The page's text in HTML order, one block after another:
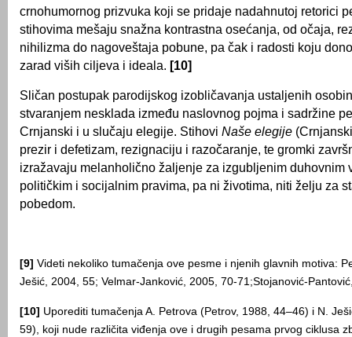
crnohumornog prizvuka koji se pridaje nadahnutoj retorici
stihovima mešaju snažna kontrastna osećanja, od očaja,
nihilizma do nagoveštaja pobune, pa čak i radosti koju
zarad viših ciljeva i ideala. [10]
Sličan postupak parodijskog izobličavanja ustaljenih
stvaranjem nesklada između naslovnog pojma i sadržine
Crnjanski i u slučaju elegije. Stihovi Naše elegije
prezir i defetizam, rezignaciju i razočaranje, te gromki
izražavaju melanholično žaljenje za izgubljenim duhovnim
političkim i socijalnim pravima, pa ni životima, niti želju za
pobedom.
[9] Videti nekoliko tumačenja ove pesme i njenih glavnih motiva:
Ješić, 2004, 55; Velmar-Janković, 2005, 70-71;Stojanović-
[10] Uporediti tumačenja A. Petrova (Petrov, 1988, 44–46) i N.
59), koji nude različita viđenja ove i drugih pesama prvog ciklusa